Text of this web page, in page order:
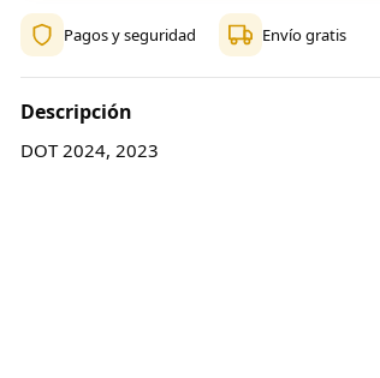
Pagos y seguridad Envío gratis
Descripción
DOT 2024, 2023